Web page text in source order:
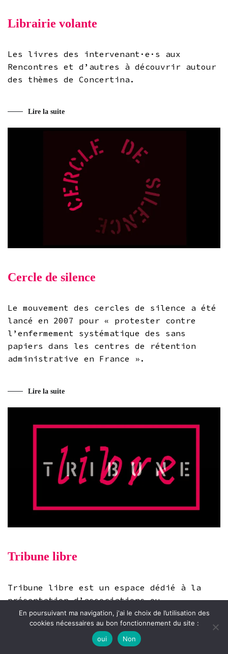
Librairie volante
Les livres des intervenant·e·s aux
Rencontres et d’autres à découvrir autour
des thèmes de Concertina.
Lire la suite
Cercle de silence
Le mouvement des cercles de silence a été
lancé en 2007 pour « protester contre
l’enfermement systématique des sans
papiers dans les centres de rétention
administrative en France ».
Lire la suite
Tribune libre
Tribune libre est un espace dédié à la
présentation d’associations ou
d’initiatives qui interviennent auprès
des prisonniers et des sortants de
En poursuivant ma navigation, j'ai le choix de l’utilisation des
cookies nécessaires au bon fonctionnement du site :
oui
Non